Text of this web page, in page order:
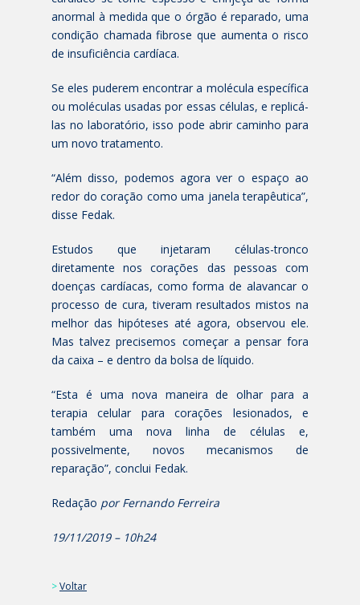
anormal à medida que o órgão é reparado, uma
condição chamada fibrose que aumenta o risco
de insuficiência cardíaca.
Se eles puderem encontrar a molécula específica
ou moléculas usadas por essas células, e replicá-
las no laboratório, isso pode abrir caminho para
um novo tratamento.
“Além disso, podemos agora ver o espaço ao
redor do coração como uma janela terapêutica”,
disse Fedak.
Estudos que injetaram células-tronco
diretamente nos corações das pessoas com
doenças cardíacas, como forma de alavancar o
processo de cura, tiveram resultados mistos na
melhor das hipóteses até agora, observou ele.
Mas talvez precisemos começar a pensar fora
da caixa – e dentro da bolsa de líquido.
“Esta é uma nova maneira de olhar para a
terapia celular para corações lesionados, e
também uma nova linha de células e,
possivelmente, novos mecanismos de
reparação”, conclui Fedak.
Redação por Fernando Ferreira
19/11/2019 – 10h24
>Voltar